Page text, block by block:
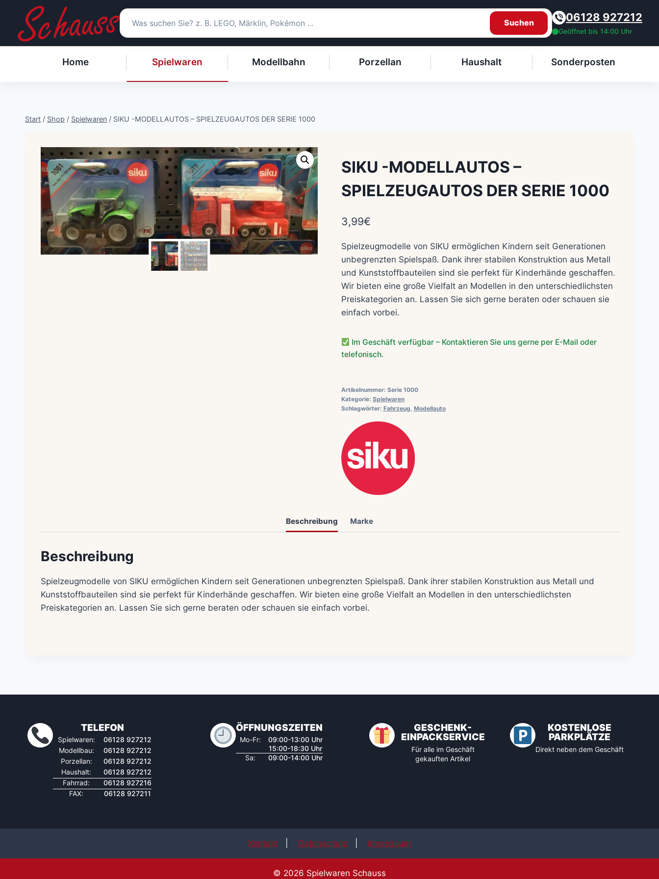
springen
Suchen 06128 927212
Geöffnet bis 14:00 Uhr
Home Spielwaren Modellbahn Porzellan Haushalt Sonderposten
Start / Shop / Spielwaren / SIKU -MODELLAUTOS – SPIELZEUGAUTOS DER SERIE 1000
SIKU -MODELLAUTOS –
SPIELZEUGAUTOS DER SERIE 1000
3,99€
Spielzeugmodelle von SIKU ermöglichen Kindern seit Generationen
unbegrenzten Spielspaß. Dank ihrer stabilen Konstruktion aus Metall
und Kunststoffbauteilen sind sie perfekt für Kinderhände geschaffen.
Wir bieten eine große Vielfalt an Modellen in den unterschiedlichsten
Preiskategorien an. Lassen Sie sich gerne beraten oder schauen sie
einfach vorbei.
Im Geschäft verfügbar – Kontaktieren Sie uns gerne per E-Mail oder
telefonisch.
Artikelnummer: Serie 1000
Kategorie: Spielwaren
Schlagwörter: Fahrzeug, Modellauto
Beschreibung Marke
Beschreibung
Spielzeugmodelle von SIKU ermöglichen Kindern seit Generationen unbegrenzten Spielspaß. Dank ihrer stabilen Konstruktion aus Metall und
Kunststoffbauteilen sind sie perfekt für Kinderhände geschaffen. Wir bieten eine große Vielfalt an Modellen in den unterschiedlichsten
Preiskategorien an. Lassen Sie sich gerne beraten oder schauen sie einfach vorbei.
TELEFON
Spielwaren:
06128 927212
Modellbau:
06128 927212
Porzellan:
06128 927212
Haushalt:
06128 927212
Fahrrad:
06128 927216
FAX:
06128 927211
ÖFFNUNGSZEITEN
Mo-Fr:
09:00-13:00 Uhr
15:00-18:30 Uhr
Sa:
09:00-14:00 Uhr
GESCHENK-
EINPACKSERVICE
Für alle im Geschäft
gekauften Artikel
KOSTENLOSE
PARKPLÄTZE
Direkt neben dem Geschäft
Kontakt Datenschutz Impressum
© 2026 Spielwaren Schauss